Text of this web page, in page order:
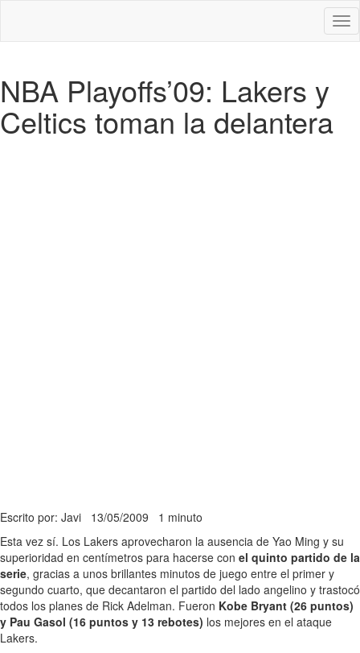
NBA Playoffs’09: Lakers y
Celtics toman la delantera
Escrito por: Javi 13/05/2009 1 minuto
Esta vez sí. Los Lakers aprovecharon la ausencia de Yao Ming y su
superioridad en centímetros para hacerse con el quinto partido de la
serie, gracias a unos brillantes minutos de juego entre el primer y
segundo cuarto, que decantaron el partido del lado angelino y trastocó
todos los planes de Rick Adelman. Fueron Kobe Bryant (26 puntos)
y Pau Gasol (16 puntos y 13 rebotes) los mejores en el ataque
Lakers.